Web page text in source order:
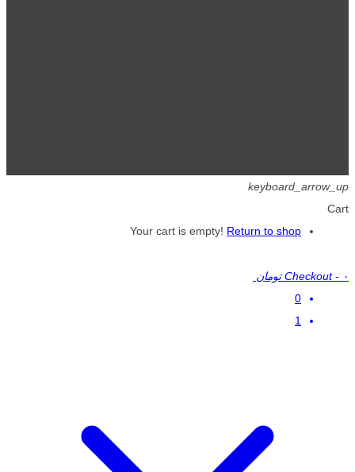
keyboard_arrow_up
Cart
Your cart is empty! Return to shop
Checkout - ۰ تومان
0
1